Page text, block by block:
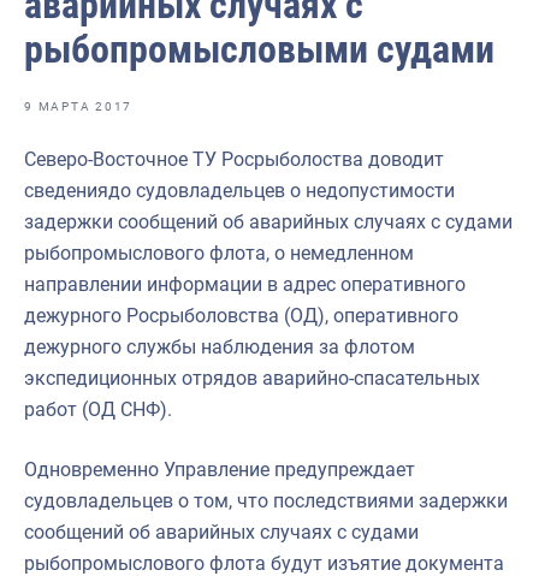
Отраслевые СМИ
Выставки и конференции
Научно-практическая литература
Рыбоохрана России
Отрасль в цифрах
Большая африканская экспедиция
Укрепление духовно-нравственных ценностей
События в России и мире
рыбопромысловыми судами
9 МАРТА 2017
Северо-Восточное ТУ Росрыболоства доводит
сведениядо судовладельцев о недопустимости
задержки сообщений об аварийных случаях с судами
рыбопромыслового флота, о немедленном
направлении информации в адрес оперативного
дежурного Росрыболовства (ОД), оперативного
дежурного службы наблюдения за флотом
экспедиционных отрядов аварийно-спасательных
работ (ОД СНФ).
Одновременно Управление предупреждает
судовладельцев о том, что последствиями задержки
сообщений об аварийных случаях с судами
рыбопромыслового флота будут изъятие документа